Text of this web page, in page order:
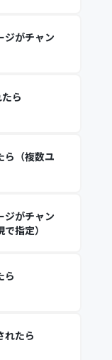
ジがチャン
ら
ら（複数ユ
ジがチャン
指定）
ら
れたら